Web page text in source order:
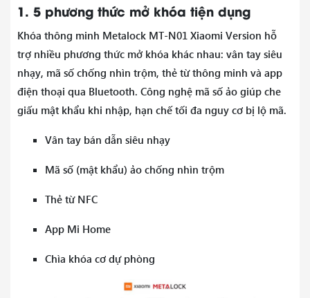
1. 5 phương thức mở khóa tiện dụng
Khóa thông minh Metalock MT-N01 Xiaomi Version hỗ
trợ nhiều phương thức mở khóa khác nhau: vân tay siêu
nhạy, mã số chống nhìn trộm, thẻ từ thông minh và app
điện thoại qua Bluetooth. Công nghệ mã số ảo giúp che
giấu mật khẩu khi nhập, hạn chế tối đa nguy cơ bị lộ mã.
Vân tay bán dẫn siêu nhạy
Mã số (mật khẩu) ảo chống nhìn trộm
Thẻ từ NFC
App Mi Home
Chìa khóa cơ dự phòng